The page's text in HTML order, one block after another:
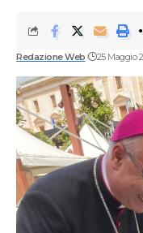
Redazione Web 25 Maggio